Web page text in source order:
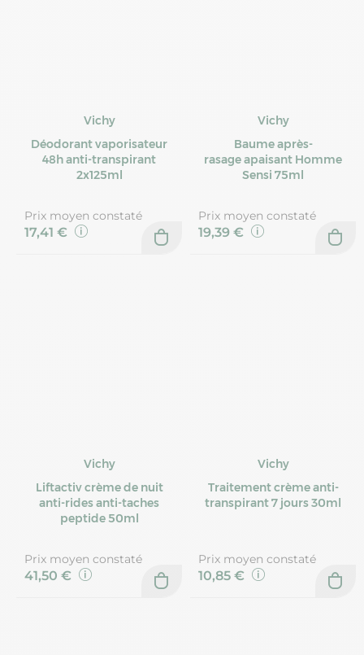
Vichy
Déodorant vaporisateur
48h anti-transpirant
2x125ml
Prix moyen constaté
17,41 €
Vichy
Baume après-
rasage apaisant Homme
Sensi 75ml
Prix moyen constaté
19,39 €
Vichy
Liftactiv crème de nuit
anti-rides anti-taches
peptide 50ml
Prix moyen constaté
41,50 €
Vichy
Traitement crème anti-
transpirant 7 jours 30ml
Prix moyen constaté
10,85 €